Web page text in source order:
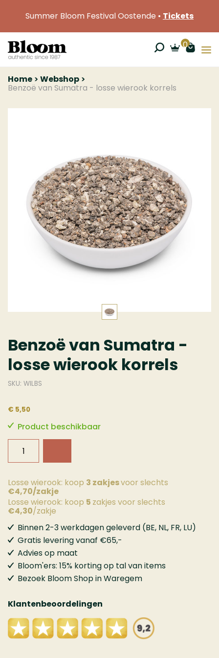
Summer Bloom Festival Oostende • Tickets
0
Home Webshop
Benzoë van Sumatra - losse wierook korrels
Benzoë van Sumatra -
losse wierook korrels
SKU: WILBS
€ 5,50
Product beschikbaar
Losse wierook: koop 3 zakjesvoor slechts
€4,70/zakje
Losse wierook: koop 5 zakjes voor slechts
€4,30/zakje
Binnen 2-3 werkdagen geleverd (BE, NL, FR, LU)
Gratis levering vanaf €65,-
Advies op maat
Bloom'ers: 15% korting op tal van items
Bezoek Bloom Shop in Waregem
Klantenbeoordelingen